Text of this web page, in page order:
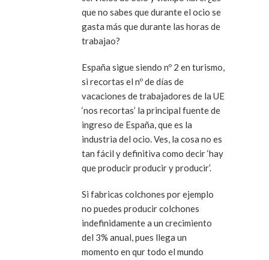
que no sabes que durante el ocio se
gasta más que durante las horas de
trabajao?
España sigue siendo nº 2 en turismo,
si recortas el nº de días de
vacaciones de trabajadores de la UE
‘nos recortas’ la principal fuente de
ingreso de España, que es la
industria del ocio. Ves, la cosa no es
tan fácil y definitiva como decir ‘hay
que producir producir y producir’.
Si fabricas colchones por ejemplo
no puedes producir colchones
indefinidamente a un crecimiento
del 3% anual, pues llega un
momento en qur todo el mundo